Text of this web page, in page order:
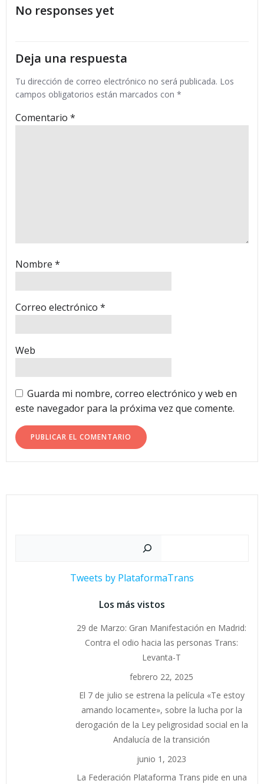
las
entradas
No responses yet
Deja una respuesta
Tu dirección de correo electrónico no será publicada. Los
campos obligatorios están marcados con *
Comentario *
Nombre *
Correo electrónico *
Web
Guarda mi nombre, correo electrónico y web en
este navegador para la próxima vez que comente.
Tweets by PlataformaTrans
Los más vistos
29 de Marzo: Gran Manifestación en Madrid:
Contra el odio hacia las personas Trans:
Levanta-T
febrero 22, 2025
El 7 de julio se estrena la película «Te estoy
amando locamente», sobre la lucha por la
derogación de la Ley peligrosidad social en la
Andalucía de la transición
junio 1, 2023
La Federación Plataforma Trans pide en una